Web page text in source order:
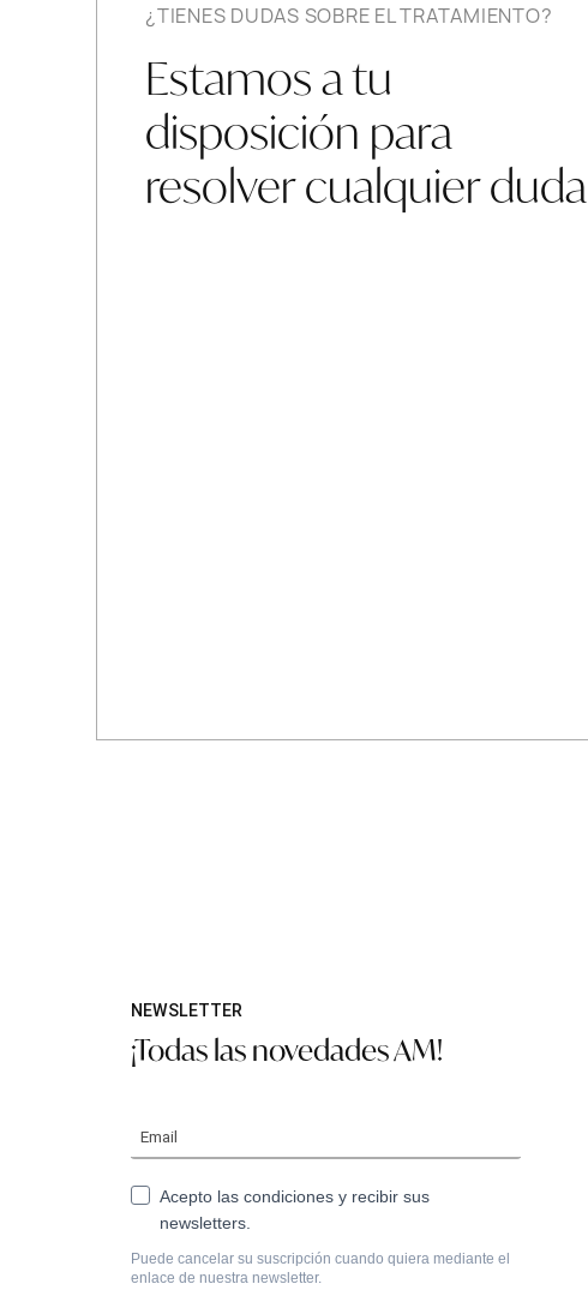
¿TIENES DUDAS SOBRE EL TRATAMIENTO?
Estamos a tu
disposición para
resolver cualquier duda
NEWSLETTER
¡Todas las novedades AM!
Acepto las condiciones y recibir sus
newsletters.
Puede cancelar su suscripción cuando quiera mediante el
enlace de nuestra newsletter.